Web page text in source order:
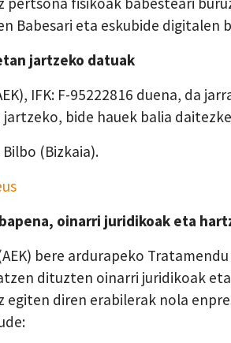
Babesari eta eskubide digitalen
jartzeko datuak
IFK: F-95222816 duena, da
bide hauek balia
(Bizkaia).
oinarri juridikoak eta
bere ardurapeko
dituzten oinarri juridikoak
egiten diren erabilerak nola